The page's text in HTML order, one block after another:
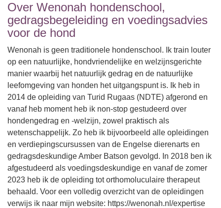
Over Wenonah hondenschool,
gedragsbegeleiding en voedingsadvies
voor de hond
Wenonah is geen traditionele hondenschool. Ik train louter
op een natuurlijke, hondvriendelijke en welzijnsgerichte
manier waarbij het natuurlijk gedrag en de natuurlijke
leefomgeving van honden het uitgangspunt is. Ik heb in
2014 de opleiding van Turid Rugaas (NDTE) afgerond en
vanaf heb moment heb ik non-stop gestudeerd over
hondengedrag en -welzijn, zowel praktisch als
wetenschappelijk. Zo heb ik bijvoorbeeld alle opleidingen
en verdiepingscursussen van de Engelse dierenarts en
gedragsdeskundige Amber Batson gevolgd. In 2018 ben ik
afgestudeerd als voedingsdeskundige en vanaf de zomer
2023 heb ik de opleiding tot orthomoluculaire therapeut
behaald. Voor een volledig overzicht van de opleidingen
verwijs ik naar mijn website: https://wenonah.nl/expertise